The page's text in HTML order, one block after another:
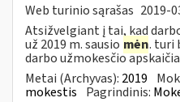
Web turinio sąrašas 2019-
Atsižvelgiant į tai, kad
už 2019 m. sausio mėn. turi
darbo užmokesčio
Metai (Archyvas): 2019
mokestis Pagrindinis: